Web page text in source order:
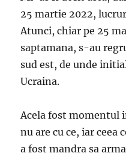
25 martie 2022,
Atunci, chiar pe 25
saptamana, s-au
sud est, de unde
Ucraina.
Acela fost momentul
nu are cu ce, iar
a fost mandra sa